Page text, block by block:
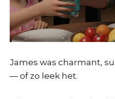
James was charmant,
— of zo leek het.